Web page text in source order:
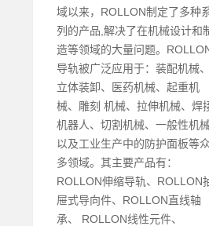
域以来，ROLLON制定了多种
列的产品,解决了在机械设计和
造等领域的大量问题。
导轨被广泛应用于：装配机械、
立体装卸、医药机械、起重机
械、雕刻 机械、拉伸机械、焊
机器人、切割机械、一般性机
以及工业生产中的防护面板等众
多领域。其主要产品有：
ROLLON伸缩导轨、ROLLON
屉式导向件、ROLLON直线轴
承、 ROLLON线性元件、